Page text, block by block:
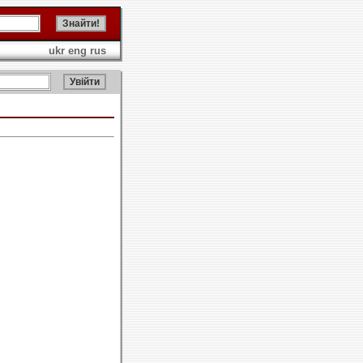
ukr eng rus